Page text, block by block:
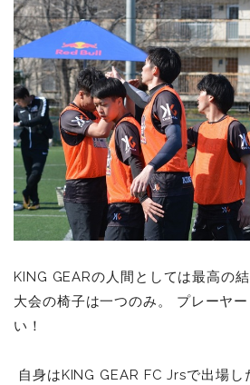
KING GEARの人間としては最高の
大会の椅子は一つのみ。 プレーヤ
い！
自身はKING GEAR FC Jrsで出場